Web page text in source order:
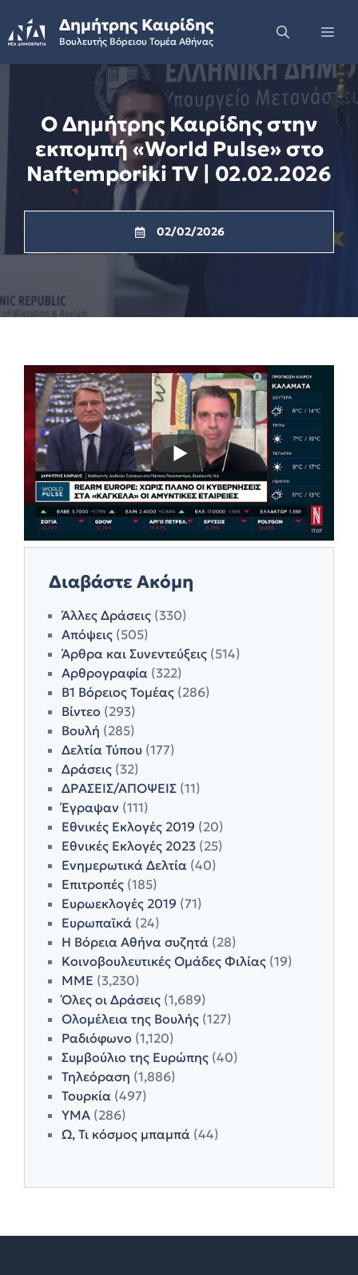
to
content
Δημήτρης Καιρίδης
Βουλευτής Βόρειου Τομέα Αθήνας
Ο Δημήτρης Καιρίδης στην
εκπομπή «World Pulse» στο
Naftemporiki TV | 02.02.2026
02/02/2026
Διαβάστε Ακόμη
Άλλες Δράσεις (330)
Απόψεις (505)
Άρθρα και Συνεντεύξεις (514)
Αρθρογραφία (322)
Β1 Βόρειος Τομέας (286)
Βίντεο (293)
Βουλή (285)
Δελτία Τύπου (177)
Δράσεις (32)
ΔΡΑΣΕΙΣ/ΑΠΟΨΕΙΣ (11)
Έγραψαν (111)
Εθνικές Εκλογές 2019 (20)
Εθνικές Εκλογές 2023 (25)
Ενημερωτικά Δελτία (40)
Επιτροπές (185)
Ευρωεκλογές 2019 (71)
Ευρωπαϊκά (24)
Η Βόρεια Αθήνα συζητά (28)
Κοινοβουλευτικές Ομάδες Φιλίας (19)
ΜΜΕ (3,230)
Όλες οι Δράσεις (1,689)
Ολομέλεια της Βουλής (127)
Ραδιόφωνο (1,120)
Συμβούλιο της Ευρώπης (40)
Τηλεόραση (1,886)
Τουρκία (497)
ΥΜΑ (286)
Ω, Τι κόσμος μπαμπά (44)